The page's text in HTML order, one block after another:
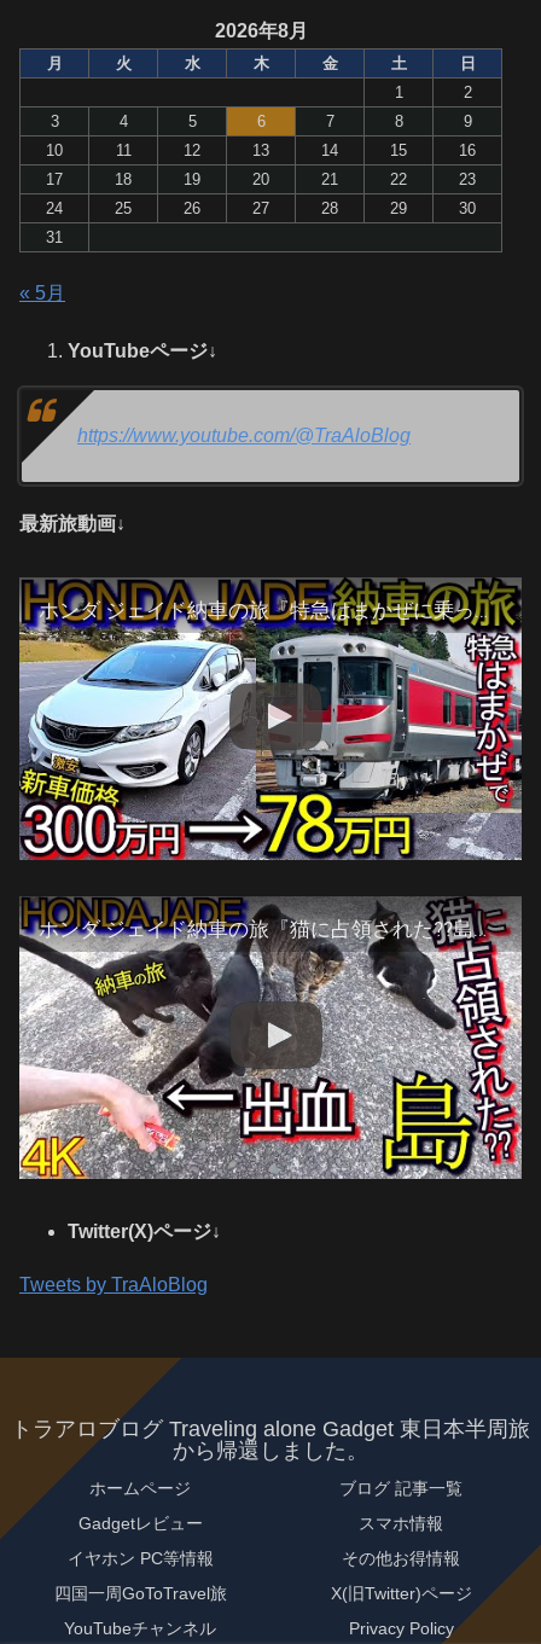
2026年8月
月 火 水 木 金 土
日
1
2
3
4 5 6 7 8
9
10
11 12 13 14 15
16
17
18 19 20 21 22
23
24
25 26 27 28 29
30
31
« 5月
YouTubeページ↓
https://www.youtube.com/@TraAloBlog
最新旅動画↓
ホンダ ジェイド納車の旅『特急はまかぜに乗って』大都会 姫路 岡山編(1日目-1)#1 (HONDA JADE)生野町→福崎町→姫路市→相生市→岡山市
ホンダ ジェイド納車の旅『猫に占領された??島』香川県佐柳島(1日目-2)#2 岡山市→児島→瀬戸大橋→香川県坂出市→多度津町(HONDA JADE)
Twitter(X)ページ↓
Tweets by TraAloBlog
トラアロブログ Traveling alone Gadget 東日本半周旅
から帰還しました。
ホームページ
ブログ 記事一覧
Gadgetレビュー
スマホ情報
イヤホン PC等情報
その他お得情報
四国一周GoToTravel旅
X(旧Twitter)ページ
YouTubeチャンネル
Privacy Policy